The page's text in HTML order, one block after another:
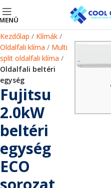
Kezdőlap
Klímák
Oldalfali klíma
Multi
split oldalfali klíma
Oldalfali beltéri
egység
Fujitsu
2.0kW
beltéri
egység
ECO